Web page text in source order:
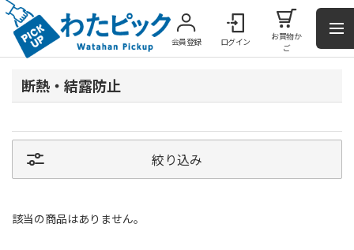
会員登録 ログイン
お買物か
ご
断熱・結露防止
絞り込み
該当の商品はありません。